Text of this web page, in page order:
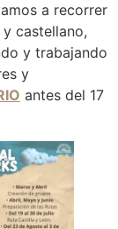
a recorrer
castellano,
y trabajando
y
antes del 17